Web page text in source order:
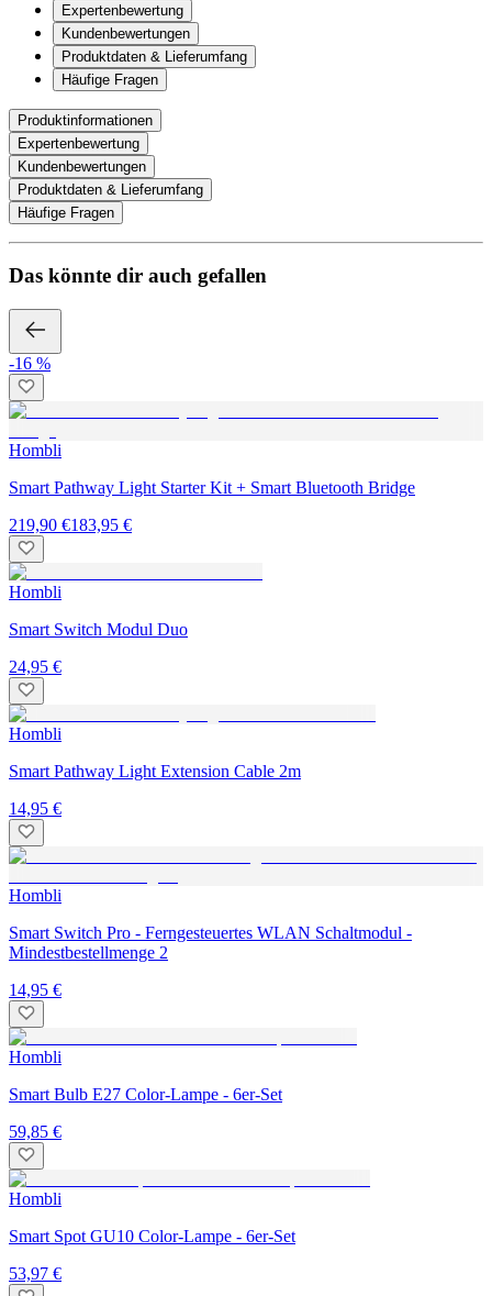
Expertenbewertung
Kundenbewertungen
Produktdaten & Lieferumfang
Häufige Fragen
Produktinformationen
Expertenbewertung
Kundenbewertungen
Produktdaten & Lieferumfang
Häufige Fragen
Das könnte dir auch gefallen
-16 %
Hombli
Smart Pathway Light Starter Kit + Smart Bluetooth Bridge
219,90 €183,95 €
Hombli
Smart Switch Modul Duo
24,95 €
Hombli
Smart Pathway Light Extension Cable 2m
14,95 €
Hombli
Smart Switch Pro - Ferngesteuertes WLAN Schaltmodul -
Mindestbestellmenge 2
14,95 €
Hombli
Smart Bulb E27 Color-Lampe - 6er-Set
59,85 €
Hombli
Smart Spot GU10 Color-Lampe - 6er-Set
53,97 €